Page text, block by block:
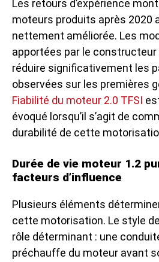
Les retours d’expérience
moteurs produits après 2020
nettement améliorée. Les
apportées par le
réduire significativement les
observées sur les premières
Fiabilité du moteur 2.0 TFSI
évoqué lorsqu’il s’agit de
durabilité de cette
Durée de vie moteur 1.2
facteurs d’influence
Plusieurs éléments
cette motorisation. Le style
rôle déterminant : une
préchauffe du moteur avant